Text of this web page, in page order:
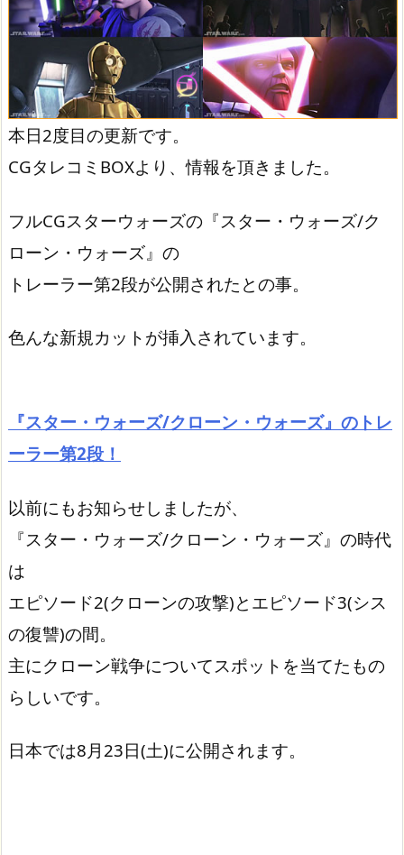
本日2度目の更新です。
CGタレコミBOXより、情報を頂きました。
フルCGスターウォーズの『スター・ウォーズ/ク
ローン・ウォーズ』の
トレーラー第2段が公開されたとの事。
色んな新規カットが挿入されています。
『スター・ウォーズ/クローン・ウォーズ』のトレ
ーラー第2段！
以前にもお知らせしましたが、
『スター・ウォーズ/クローン・ウォーズ』の時代
は
エピソード2(クローンの攻撃)とエピソード3(シス
の復讐)の間。
主にクローン戦争についてスポットを当てたもの
らしいです。
日本では8月23日(土)に公開されます。